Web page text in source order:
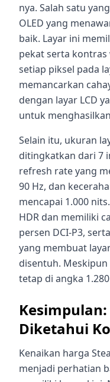
nya. Salah satu
OLED yang
baik. Layar ini
pekat serta
setiap piksel pada
memancarkan
dengan layar LCD
untuk
Selain itu, ukuran
ditingkatkan dari 7
refresh rate yang
90 Hz, dan
mencapai 1.000
HDR dan memiliki
persen DCI-P3,
yang membuat
disentuh.
tetap di angka
Diketahui
Kenaikan harga
menjadi perhatian